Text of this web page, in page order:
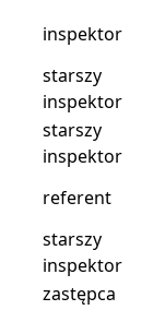
inspektor
starszy
inspektor
starszy
inspektor
referent
starszy
inspektor
zastępca